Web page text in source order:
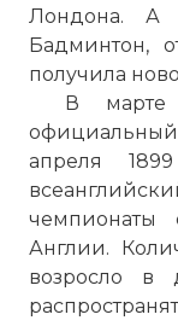
Лондона. А
Бадминтон,
получила
В марте
апреля
чемпионаты
Англии.
возросло в